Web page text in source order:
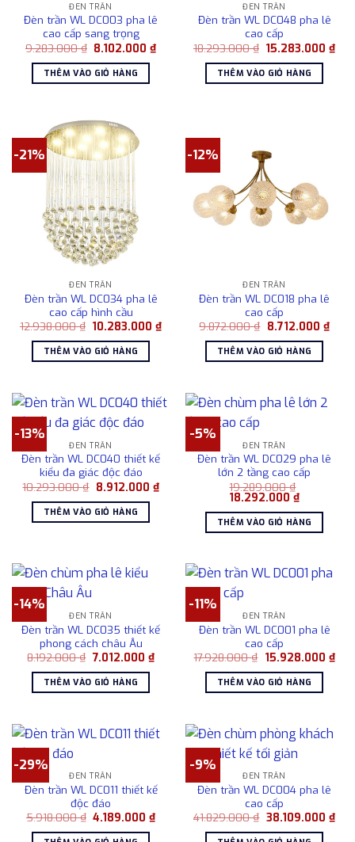
ĐÈN TRẦN
Đèn trần WL DC003 pha lê
cao cấp sang trọng
9.283.000₫ Giá
là:
9.283.000 ₫.
8.102.000₫Giá
hiện
8.102.000 ₫.
THÊM VÀO GIỎ HÀNG
ĐÈN TRẦN
Đèn trần WL DC048 pha lê
cao cấp
18.293.000₫ Giá
là:
18.293.000 ₫.
15.283.000₫Giá
hiện
THÊM VÀO GIỎ HÀNG
-21%
ĐÈN TRẦN
Đèn trần WL DC034 pha lê
cao cấp hình cầu
12.938.000₫ Giá
là:
12.938.000 ₫.
10.283.000₫Giá
THÊM VÀO GIỎ HÀNG
-12%
ĐÈN TRẦN
Đèn trần WL DC018 pha lê
cao cấp
9.872.000₫ Giá
là:
9.872.000 ₫.
8.712.000 ₫Giá
THÊM VÀO GIỎ HÀNG
-13%
ĐÈN TRẦN
Đèn trần WL DC040 thiết kế
kiểu đa giác độc đáo
10.293.000₫ Giá
là:
10.293.000 ₫.
8.912.000 ₫Giá
hiện
8.912.000 ₫.
THÊM VÀO GIỎ HÀNG
-5%
ĐÈN TRẦN
Đèn trần WL DC029 pha lê
lớn 2 tầng cao cấp
19.289.000₫
Giá
là:
19.289.000 ₫.
18.292.000 ₫Giá
hiện
tại
là:
THÊM VÀO GIỎ HÀNG
-14%
ĐÈN TRẦN
Đèn trần WL DC035 thiết kế
phong cách châu Âu
8.192.000₫ Giá
là:
8.192.000 ₫.
7.012.000 ₫Giá
hiện
7.012.000 ₫.
THÊM VÀO GIỎ HÀNG
-11%
ĐÈN TRẦN
Đèn trần WL DC001 pha lê
cao cấp
17.928.000₫ Giá
là:
17.928.000 ₫.
15.928.000 ₫Giá
hiện
THÊM VÀO GIỎ HÀNG
-29%
ĐÈN TRẦN
Đèn trần WL DC011 thiết kế
độc đáo
5.918.000₫ Giá
là:
4.189.000₫Giá
hiện
-9%
ĐÈN TRẦN
Đèn trần WL DC004 pha lê
cao cấp
41.829.000₫ Giá
là:
38.109.000 ₫Giá
hiện